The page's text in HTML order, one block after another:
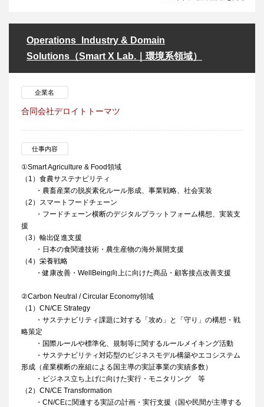
Operations_Industry & Domain
Solutions（Smart X Lab.｜環境系領域）
企業名
合同会社デロイトトーマツ
仕事内容
①Smart Agriculture & Food領域
（1）食農サステナビリティ
・農畜産業の脱炭素化ルール形成、事業戦略、社会実装
（2）スマートフードチェーン
・フードチェーン横断のデジタルプラットフォーム構想、実装支
援
（3）輸出促進支援
・日本の食関連技術・農生産物の海外展開支援
（4）栄養戦略
・健康改善・WellBeing向上に向けた商品・顧客接点改善支援
②Carbon Neutral / Circular Economy領域
（1）CN/CE Strategy
・サステナビリティ課題に対する「攻め」と「守り」の構想・戦
略策定
・国際ルールや標準化、規制等に関するルールメイキング活動
・サステナビリティ対応型のビジネスモデル構築やエコシステム
形成（産業横断の座組による国主導の実証事業の実績多数）
・ビジネス立ち上げに向けた実行・モニタリング 等
（2）CN/CE Transformation
・CN/CEに関連する実証の計画・実行支援（国や民間が主導する